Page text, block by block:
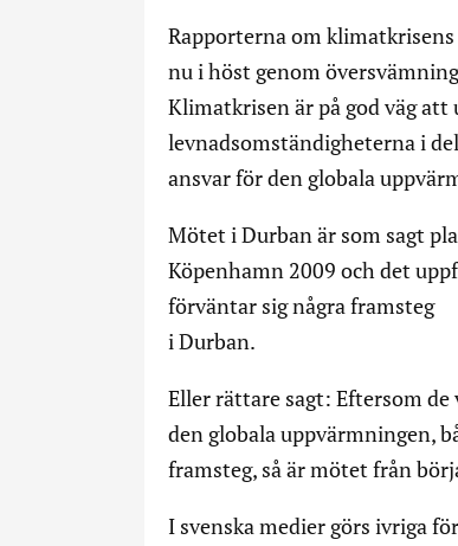
Rapporterna om
nu i höst genom
Klimatkrisen är på god väg
levnadsomständigheterna i
ansvar för den globala
Mötet i Durban är som sagt
Köpenhamn 2009 och det
förväntar sig några framsteg
i Durban.
Eller rättare sagt: Eftersom
den globala uppvärmningen,
framsteg, så är mötet från
I svenska medier görs ivriga